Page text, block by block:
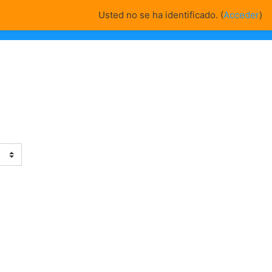
Usted no se ha identificado. (Acceder)